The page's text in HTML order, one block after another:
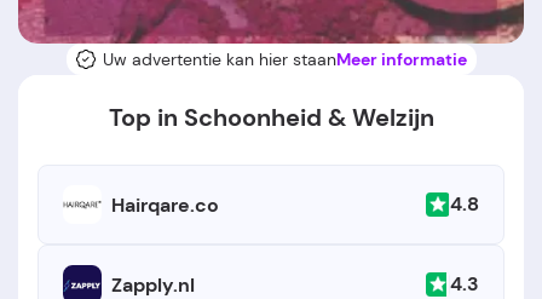
Uw advertentie kan hier staanMeer informatie
Top in Schoonheid & Welzijn
Hairqare.co 4.8
Zapply.nl 4.3